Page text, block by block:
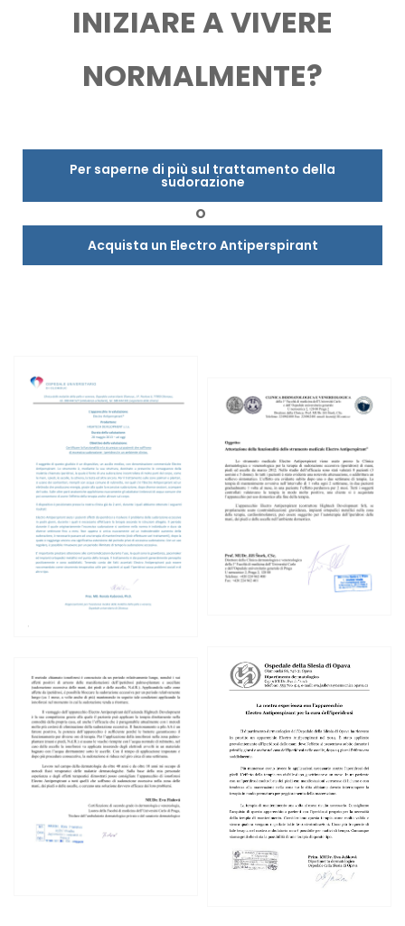
INIZIARE A VIVERE
NORMALMENTE?
Per saperne di più sul trattamento della
sudorazione
O
Acquista un Electro Antiperspirant